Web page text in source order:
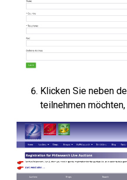
Klicken Sie neben
teilnehmen möchten,